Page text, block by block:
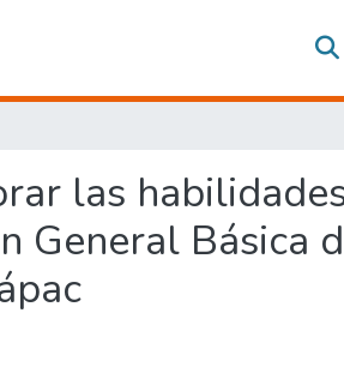
las
General Básica